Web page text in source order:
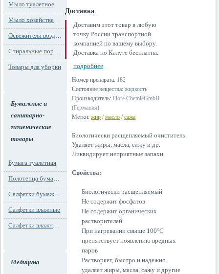
Мыло туалетное
Мыло хозяйственное
Освежители воздуха
Стиральные порошки
Товары для уборки
Бумажные и
санитарно-
гигиенические
товары
Бумага туалетная
Полотенца бумажные
Салфетки бумажные
Салфетки влажные
Салфетки влажные технического назначения
Медицина
Доставка
Доставим этот товар в любую
точку России транспортной
компанией по вашему выбору.
Доставка по Калуге бесплатна.
подробнее
Номер препарата: 182
Состояние вещества: жидкость
Производитель: Flore ChemieGmbH
(Германия)
Метки: жир /масло /сажа
Биологически расщепляемый очиститель.
Удаляет жиры, масла, сажу и др.
Ликвидирует неприятные запахи.
Свойства:
Биологически расщепляемый
Не содержит фосфатов
Не содержит органических
растворителей
При нагревании свыше 100°C
препятствует появлению вредных
паров
Растворяет, быстро и надежно
удаляет жиры, масла, сажу и другие